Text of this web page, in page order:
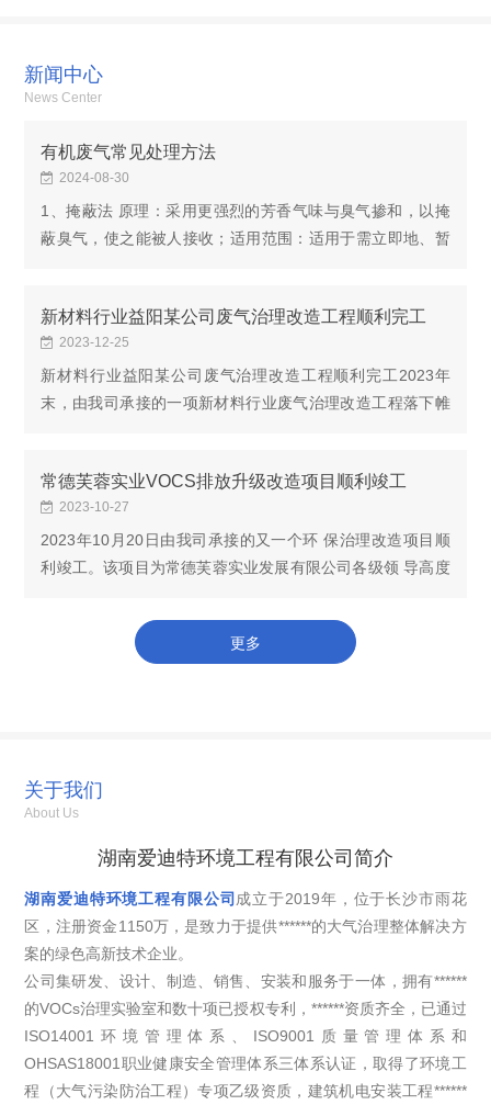
新闻中心
News Center
有机废气常见处理方法
2024-08-30
1、掩蔽法 原理：采用更强烈的芳香气味与臭气掺和，以掩
蔽臭气，使之能被人接收；适用范围：适用于需立即地、暂
新材料行业益阳某公司废气治理改造工程顺利完工
2023-12-25
新材料行业益阳某公司废气治理改造工程顺利完工2023年
末，由我司承接的一项新材料行业废气治理改造工程落下帷
常德芙蓉实业VOCS排放升级改造项目顺利竣工
2023-10-27
2023年10月20日由我司承接的又一个环 保治理改造项目顺
利竣工。该项目为常德芙蓉实业发展有限公司各级领 导高度
VOCs收集治理排放进行升级改造。本次改造范围包括...
更多
关于我们
About Us
湖南爱迪特环境工程有限公司简介
湖南爱迪特环境工程有限公司 成立于2019年，位于长沙市雨花
区，注册资金1150万，是致力于提供******的大气治理整体解决方
案的绿色高新技术企业。
公司集研发、设计、制造、销售、安装和服务于一体，拥有******
的VOCs治理实验室和数十项已授权专利，******资质齐全，已通过
ISO14001环境管理体系、ISO9001质量管理体系和
OHSAS18001职业健康安全管理体系三体系认证，取得了环境工
程（大气污染防治工程）专项乙级资质，建筑机电安装工程******